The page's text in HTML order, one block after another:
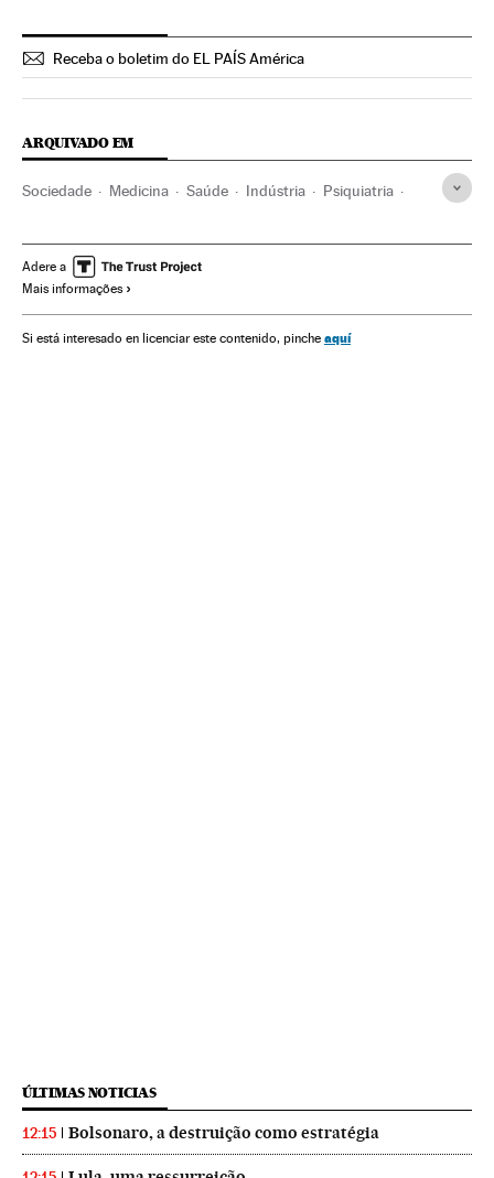
Receba o boletim do EL PAÍS América
ARQUIVADO EM
Sociedade Medicina Saúde Indústria Psiquiatria
Indústria farmacêutica Farmácia
Especialidades médicas
Adere a
Mais informações
Si está interesado en licenciar este contenido, pinche aquí
ÚLTIMAS NOTICIAS
12:15 Bolsonaro, a destruição como estratégia